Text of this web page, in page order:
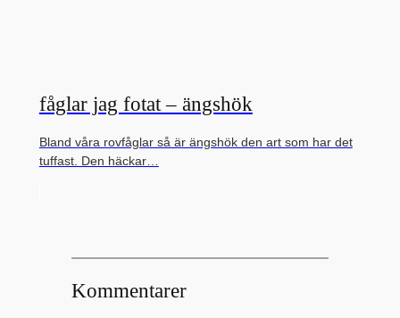
fåglar jag fotat – ängshök
Bland våra rovfåglar så är ängshök den art som har det
tuffast. Den häckar…
Kommentarer